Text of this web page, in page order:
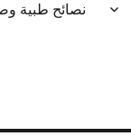
نصائح طبية